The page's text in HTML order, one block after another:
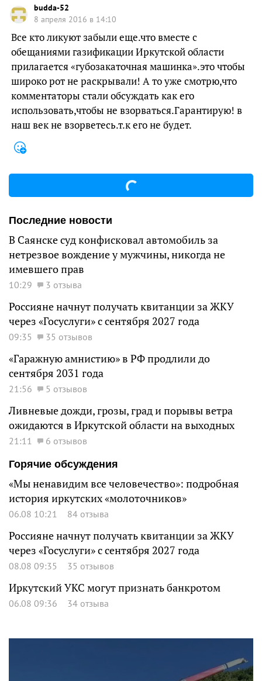
budda-52
8 апреля 2016 в 14:10
Все кто ликуют забыли еще.что вместе с
обещаниями газификации Иркутской области
прилагается «губозакаточная машинка».это чтобы
широко рот не раскрывали! А то уже смотрю,что
комментаторы стали обсуждать как его
использовать,чтобы не взорваться.Гарантирую! в
наш век не взорветесь.т.к его не будет.
Последние новости
В Саянске суд конфисковал автомобиль за
нетрезвое вождение у мужчины, никогда не
имевшего прав
10:29 3 отзыва
Россияне начнут получать квитанции за ЖКУ
через «Госуслуги» с сентября 2027 года
09:35 35 отзывов
«Гаражную амнистию» в РФ продлили до
сентября 2031 года
21:56 5 отзывов
Ливневые дожди, грозы, град и порывы ветра
ожидаются в Иркутской области на выходных
21:11
6 отзывов
Горячие обсуждения
«Мы ненавидим все человечество»: подробная
история иркутских «молоточников»
06.08 10:21 84 отзыва
Россияне начнут получать квитанции за ЖКУ
через «Госуслуги» с сентября 2027 года
08.08 09:35 35 отзывов
Иркутский УКС могут признать банкротом
06.08 09:36 34 отзыва